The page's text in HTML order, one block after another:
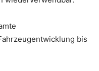
bis